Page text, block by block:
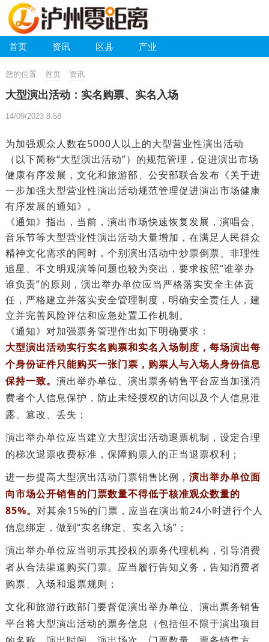
首页 资讯 区县 产业
您的位置 首页 资讯
大型演出活动：实名购票、实名入场
14/09/2023 8:58
为加强观众人数在5000人以上的大型营业性演出活动
（以下简称“大型演出活动”）的规范管理，促进演出市场
健康有序发展，文化和旅游部、公安部联合发布《关于进
一步加强大型营业性演出活动规范管理促进演出市场健康
有序发展的通知》。
《通知》指出，当前，演出市场快速恢复发展，演唱会、
音乐节等大型营业性演出活动大量增加，在满足人民群众
精神文化需求的同时，个别演出活动中炒票倒票、非理性
追星、不文明观演等问题也较为突出，要求按照“谁举办
谁负责”的原则，演出举办单位应当严格落实安全主体责
任，严格建立并落实安全管理制度，明确安全责任人，建
立并完善风险评估和应急处置工作机制。
《通知》对加强票务管理作出如下明确要求：
大型演出活动实行实名购票和实名入场制度，每场演出每
个身份证件只能购买一张门票，购票人与入场人身份信息
保持一致。 演出举办单位、演出票务销售平台应当加强消
费者个人信息保护，防止未经授权的访问以及个人信息泄
露、篡改、丢失；
演出举办单位应当建立大型演出活动退票机制，设定合理
的梯次退票收费标准，保障购票人的正当退票权利；
进一步提高大型演出活动门票销售比例， 演出举办单位面
向市场公开销售的门票数量不得低于核准观众数量的
85%。 对其余15%的门票，应当在演出前24小时进行个人
信息绑定，做到“实名绑定、实名入场”；
演出举办单位应当明示其授权的票务代理机构，引导消费
者从合法渠道购买门票。应当履行告知义务，告知消费者
购票、入场和退票规则；
文化和旅游行政部门要督促演出举办单位、演出票务销售
平台将大型演出活动的票务信息（包括但不限于演出项目